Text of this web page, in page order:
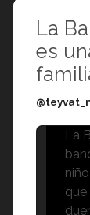
La
es
La
que